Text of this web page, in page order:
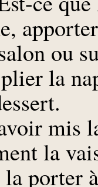
ou
la
mis
la
porter